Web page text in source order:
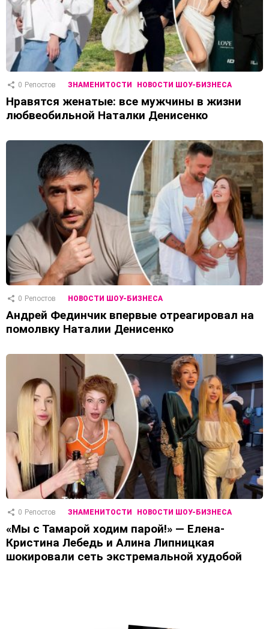
0 Репостов ЗНАМЕНИТОСТИ НОВОСТИ ШОУ-БИЗНЕСА
Нравятся женатые: все мужчины в жизни
любвеобильной Наталки Денисенко
0 Репостов НОВОСТИ ШОУ-БИЗНЕСА
Андрей Фединчик впервые отреагировал на
помолвку Наталии Денисенко
0 Репостов ЗНАМЕНИТОСТИ НОВОСТИ ШОУ-БИЗНЕСА
«Мы с Тамарой ходим парой!» — Елена-
Кристина Лебедь и Алина Липницкая
шокировали сеть экстремальной худобой